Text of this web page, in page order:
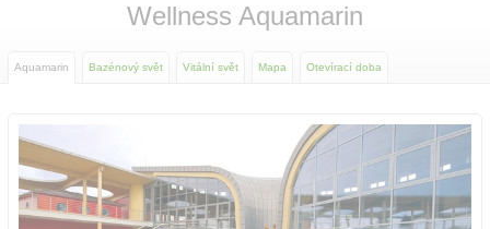
Římské lázně
Okolí
Wellness Aquamarin
Aquamarin Bazénový svět Vitální svět Mapa Otevírací doba